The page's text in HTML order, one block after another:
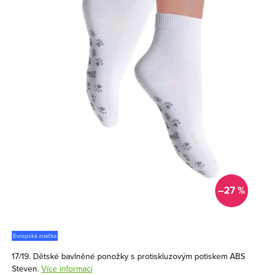
–27 %
Evropská značka
17/19. Dětské bavlněné ponožky s protiskluzovým potiskem ABS
Steven. Více informací